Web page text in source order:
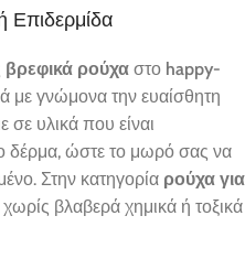
Επιδερμίδα
βρεφικά ρούχα στο happy-
με γνώμονα την ευαίσθητη
σε υλικά που είναι
δέρμα, ώστε το μωρό σας να
Στην κατηγορία ρούχα για
βλαβερά χημικά ή τοξικά